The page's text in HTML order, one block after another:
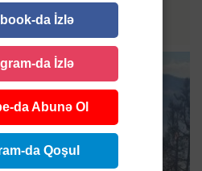
da İzlə
da İzlə
da Abunə Ol
da Qoşul